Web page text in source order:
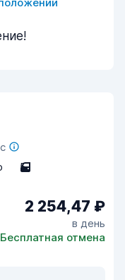
5
2 254,47 ₽
в день
Бесплатная отмена